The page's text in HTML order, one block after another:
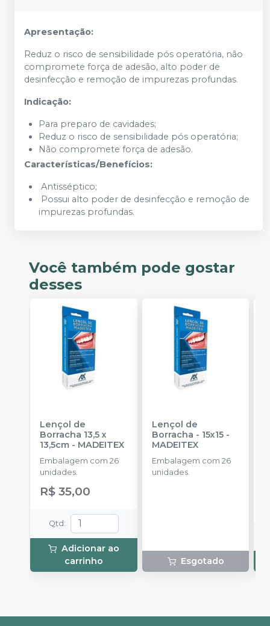
Apresentação:
Reduz o risco de sensibilidade pós operatória, não
compromete força de adesão, alto poder de
desinfecção e remoção de impurezas profundas.
Indicação:
Para preparo de cavidades;
Reduz o risco de sensibilidade pós operatória;
Não compromete força de adesão.
Características/Benefícios:
Antisséptico;
Possui alto poder de desinfecção e remoção de
impurezas profundas.
Você também pode gostar
desses
Lençol de
Borracha 13,5 x
13,5cm - MADEITEX
Embalagem com 26
unidades.
R$ 35,00
Qtd :
Adicionar ao
carrinho
Lençol de
Borracha - 15x15-
MADEITEX
Embalagem com 26
unidades.
Esgotado